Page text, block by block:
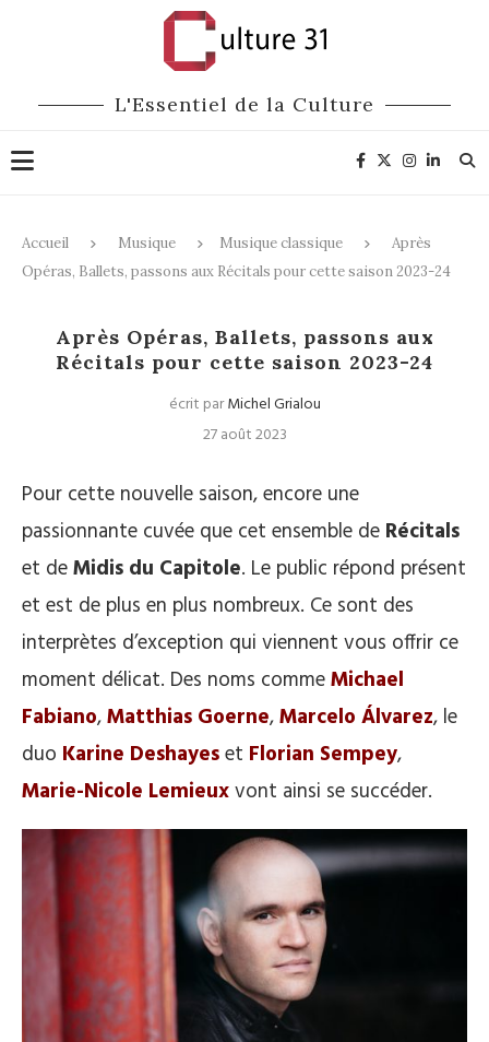
L'Essentiel de la Culture
Accueil Musique Musique classique
Après
Opéras, Ballets, passons aux Récitals pour cette saison 2023-24
Après Opéras, Ballets, passons aux
Récitals pour cette saison 2023-24
écrit parMichel Grialou
27 août 2023
Pour cette nouvelle saison, encore une
passionnante cuvée que cet ensemble de Récitals
et deMidis du Capitole. Le public répond présent
et est de plus en plus nombreux. Ce sont des
interprètes d’exception qui viennent vous offrir ce
moment délicat. Des noms commeMichael
Fabiano,Matthias Goerne,Marcelo Álvarez, le
duo Karine Deshayeset Florian Sempey,
Marie-Nicole Lemieuxvont ainsi se succéder.